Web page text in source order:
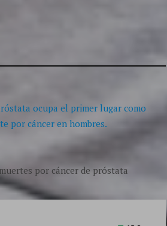
ocupa el primer lugar como
por cáncer en hombres.
por cáncer de próstata